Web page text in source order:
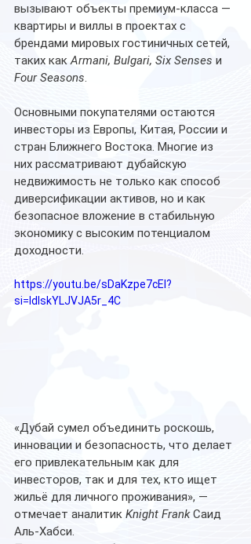
вызывают объекты премиум-класса —
квартиры и виллы в проектах с
брендами мировых гостиничных сетей,
таких как Armani, Bulgari, Six Senses и
Four Seasons.
Основными покупателями остаются
инвесторы из Европы, Китая, России и
стран Ближнего Востока. Многие из
них рассматривают дубайскую
недвижимость не только как способ
диверсификации активов, но и как
безопасное вложение в стабильную
экономику с высоким потенциалом
доходности.
https://youtu.be/sDaKzpe7cEI?
si=IdIskYLJVJA5r_4C
«Дубай сумел объединить роскошь,
инновации и безопасность, что делает
его привлекательным как для
инвесторов, так и для тех, кто ищет
жильё для личного проживания», —
отмечает аналитик Knight Frank Саид
Аль-Хабси.